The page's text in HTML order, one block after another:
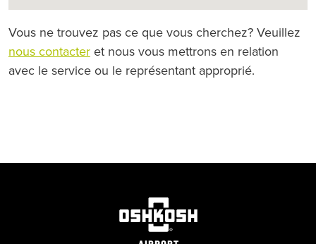
Vous ne trouvez pas ce que vous cherchez? Veuillez
nous contacteret nous vous mettrons en relation
avec le service ou le représentant approprié.